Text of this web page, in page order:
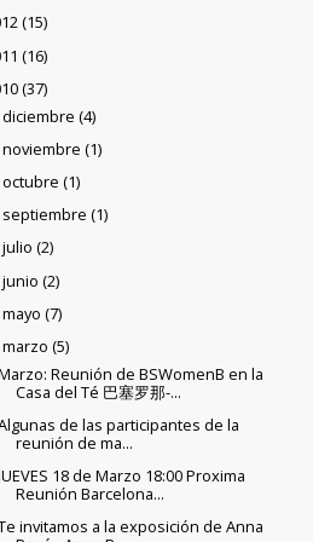
(15)
(16)
(37)
diciembre(4)
noviembre(1)
octubre(1)
septiembre(1)
julio(2)
junio(2)
mayo(7)
marzo(5)
Reunión de BSWomenB en la
Casa del Té 巴塞罗那-...
de las participantes de la
reunión de ma...
18 de Marzo 18:00 Proxima
Reunión Barcelona...
invitamos a la exposición de Anna